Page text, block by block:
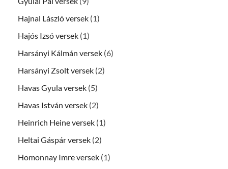
Hajnal László versek (1)
Hajós Izsó versek (1)
Harsányi Kálmán versek (6)
Harsányi Zsolt versek (2)
Havas Gyula versek (5)
Havas István versek (2)
Heinrich Heine versek (1)
Heltai Gáspár versek (2)
Homonnay Imre versek (1)